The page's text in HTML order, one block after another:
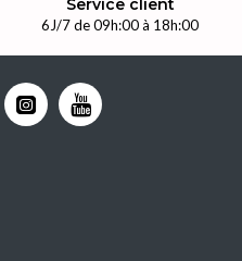
Service client
6J/7 de 09h:00 à 18h:00